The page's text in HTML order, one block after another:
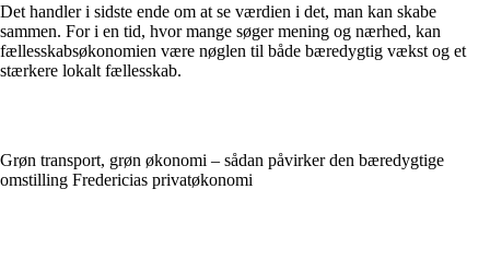
Det handler i sidste ende om at se værdien i det, man kan skabe
sammen. For i en tid, hvor mange søger mening og nærhed, kan
fællesskabsøkonomien være nøglen til både bæredygtig vækst og et
stærkere lokalt fællesskab.
Grøn transport, grøn økonomi – sådan påvirker den bæredygtige
omstilling Fredericias privatøkonomi